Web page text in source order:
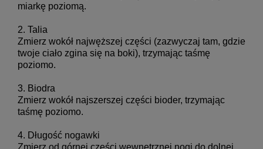
miarkę poziomą.
2. Talia
Zmierz wokół najwęższej części (zazwyczaj tam, gdzie
twoje ciało zgina się na boki), trzymając taśmę
poziomo.
3. Biodra
Zmierz wokół najszerszej części bioder, trzymając
taśmę poziomo.
4. Długość nogawki
Zmierz od górnej części wewnętrznej nogi do dolnej